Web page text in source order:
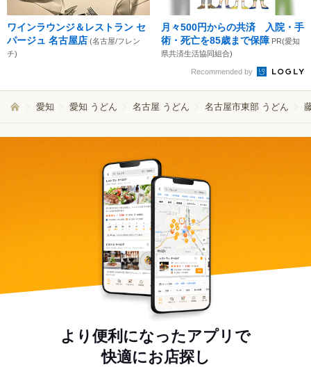
ワインラウンジ＆レストラン セ
パージュ 名古屋店 (名古屋/フレン
チ)
月々500円からの共済 入院・手
術・死亡を85歳まで保障 PR(愛知
県共済生活協同組合)
Recommended by
愛知 愛知 うどん 名古屋 うどん 名古屋市東部 うどん
より便利になったアプリで
快適にお店探し